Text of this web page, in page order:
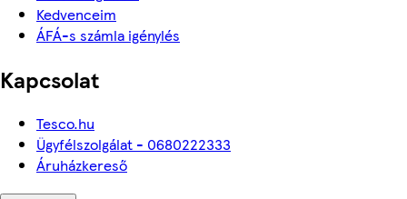
Kedvenceim
ÁFÁ-s számla igénylés
Kapcsolat
Tesco.hu
Ügyfélszolgálat - 0680222333
Áruházkereső